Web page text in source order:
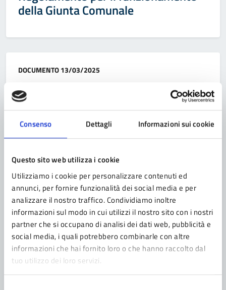
Consenso Dettagli Informazioni sui cookie
Questo sito web utilizza i cookie
Utilizziamo i cookie per personalizzare contenuti ed
annunci, per fornire funzionalità dei social media e per
analizzare il nostro traffico. Condividiamo inoltre
informazioni sul modo in cui utilizzi il nostro sito con i nostri
partner che si occupano di analisi dei dati web, pubblicità e
social media, i quali potrebbero combinarle con altre
informazioni che hai fornito loro o che hanno raccolto dal
tuo utilizzo dei loro servizi.
della Giunta Comunale
Categoria:
DOCUMENTO13/03/2025
Regolamento del Consiglio
Comunale
Categoria:
DOCUMENTO13/03/2025
Statuto del Comune
Pagina precedente
1 Pagina 2 3 4 Pagina